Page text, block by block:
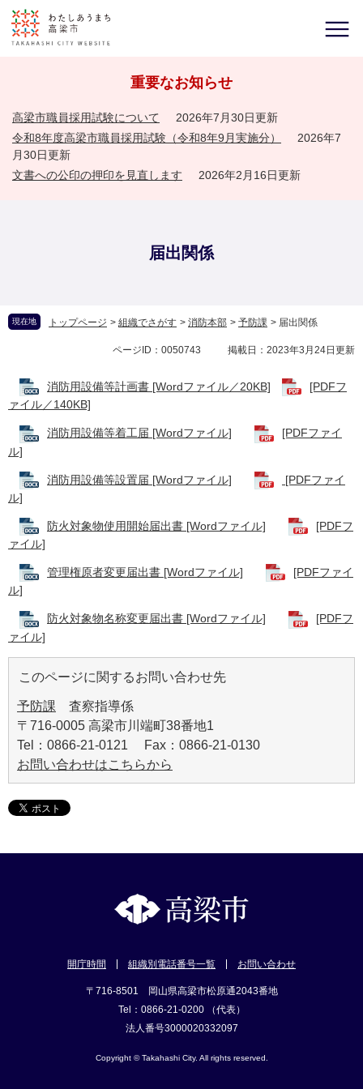
重要なお知らせ
高梁市職員採用試験について
2026年7月30日更新
令和8年度高梁市職員採用試験（令和8年9月実施分）
2026年7
月30日更新
文書への公印の押印を見直します
2026年2月16日更新
届出関係
現在地 トップページ > 組織でさがす > 消防本部 > 予防課 > 届出関係
ページID：0050743 掲載日：2023年3月24日更新
消防用設備等計画書 [Wordファイル／20KB]
[PDFフ
ァイル／140KB]
消防用設備等着工届 [Wordファイル]
[PDFファイ
ル]
消防用設備等設置届 [Wordファイル]
[PDFファイ
ル]
防火対象物使用開始届出書 [Wordファイル]
[PDFフ
ァイル]
管理権原者変更届出書 [Wordファイル]
[PDFファイ
ル]
防火対象物名称変更届出書 [Wordファイル]
[PDFフ
ァイル]
このページに関するお問い合わせ先
予防課 査察指導係
〒716-0005 高梁市川端町38番地1
Tel：0866-21-0121 Fax：0866-21-0130
お問い合わせはこちらから
開庁時間 組織別電話番号一覧 お問い合わせ
〒716-8501 岡山県高梁市松原通2043番地
Tel：0866-21-0200 （代表）
法人番号3000020332097
Copyright © Takahashi City. All rights reserved.